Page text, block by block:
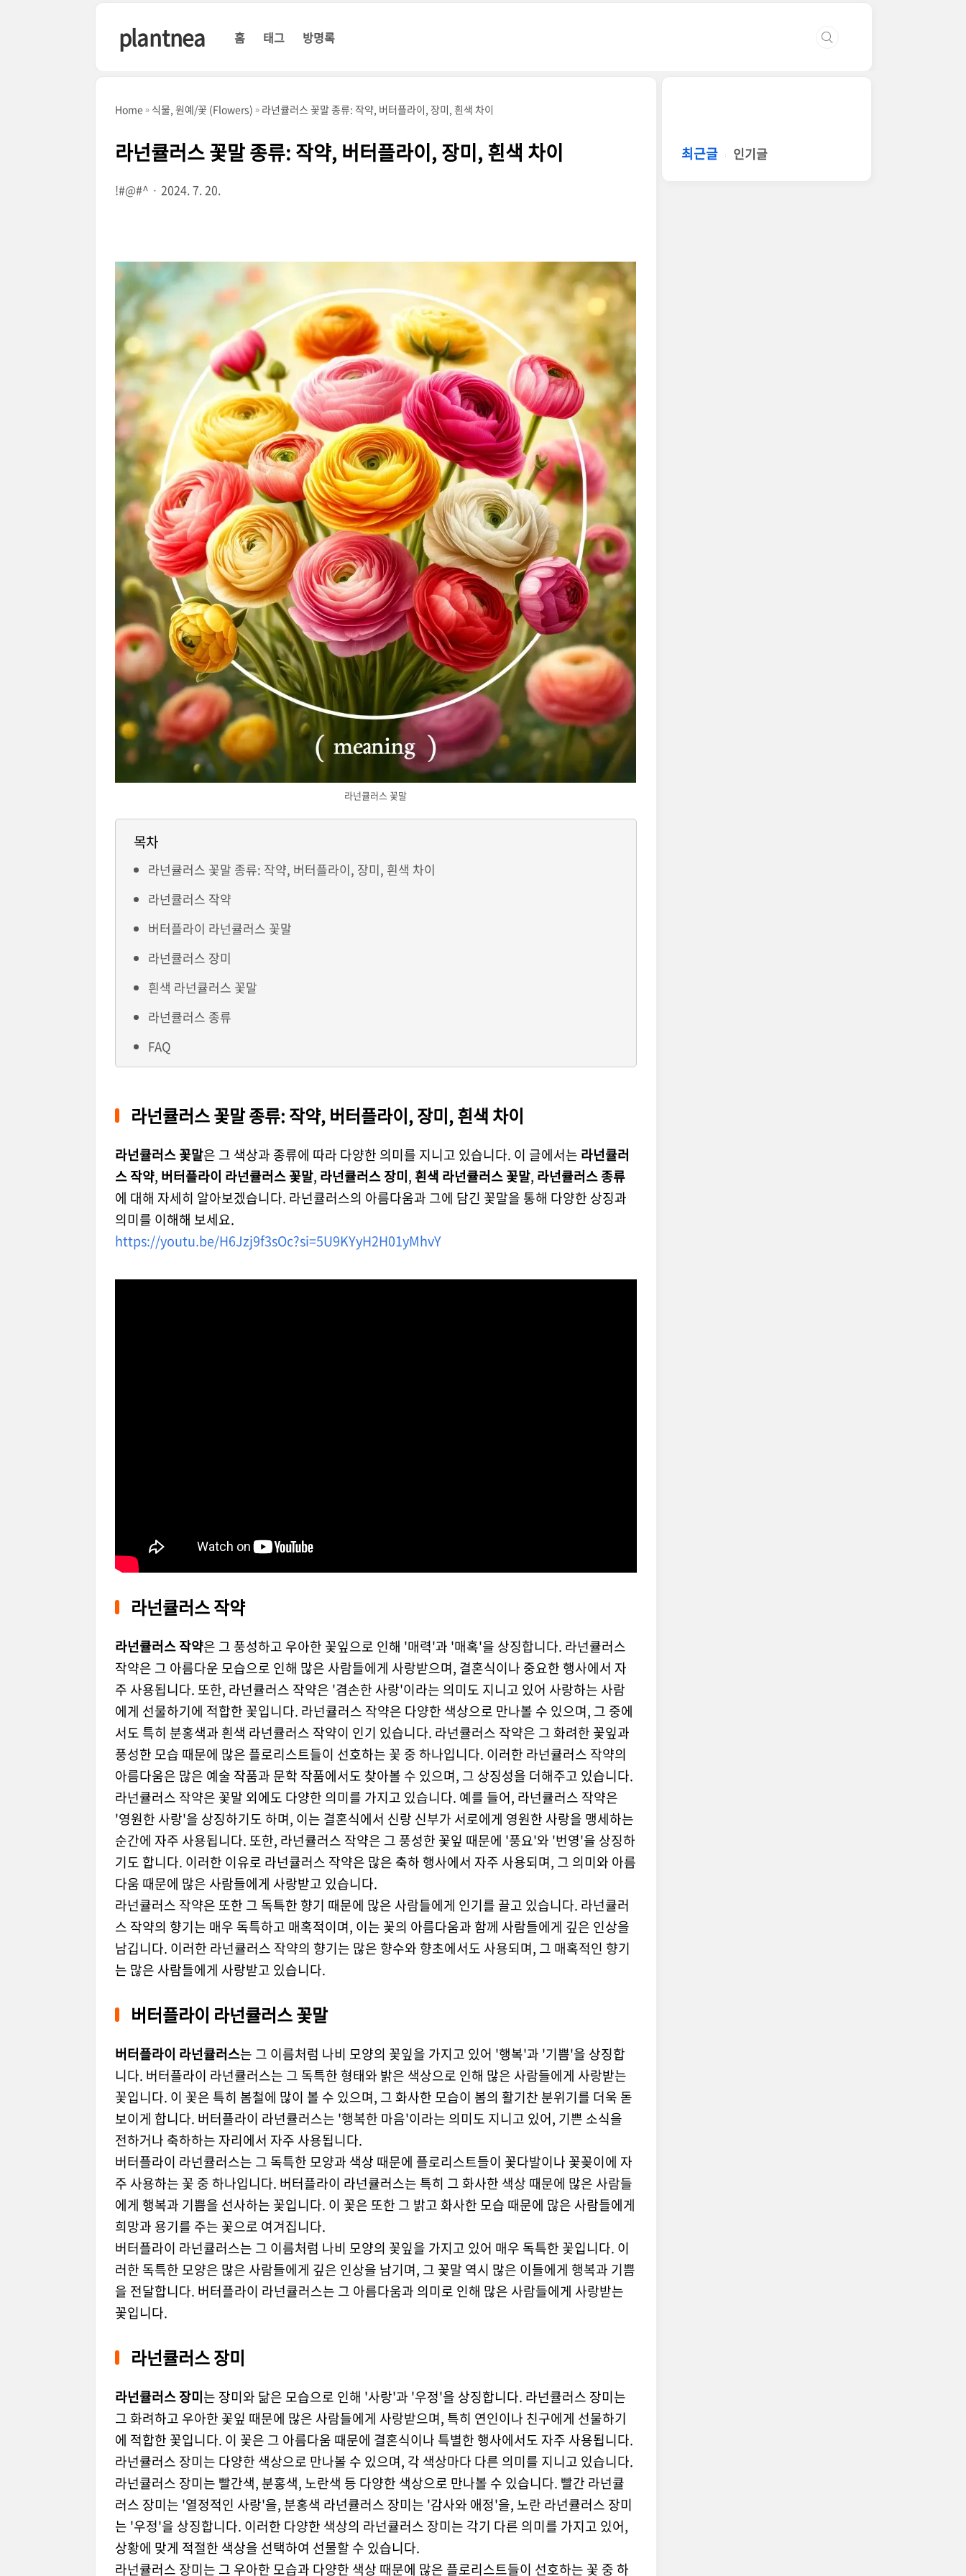
plantnea 홈 태그 방명록
Home 식물, 원예/꽃 (Flowers) 라넌큘러스 꽃말 종류: 작약, 버터플라이, 장미, 흰색 차이
라넌큘러스 꽃말 종류: 작약, 버터플라이, 장미, 흰색 차이
!#@#^ 2024. 7. 20.
라넌큘러스 꽃말
목차
라넌큘러스 꽃말 종류: 작약, 버터플라이, 장미, 흰색 차이
라넌큘러스 작약
버터플라이 라넌큘러스 꽃말
라넌큘러스 장미
흰색 라넌큘러스 꽃말
라넌큘러스 종류
FAQ
라넌큘러스 꽃말 종류: 작약, 버터플라이, 장미, 흰색 차이
라넌큘러스 꽃말은 그 색상과 종류에 따라 다양한 의미를 지니고 있습니다. 이 글에서는 라넌큘러
스 작약, 버터플라이 라넌큘러스 꽃말, 라넌큘러스 장미, 흰색 라넌큘러스 꽃말, 라넌큘러스 종류
에 대해 자세히 알아보겠습니다. 라넌큘러스의 아름다움과 그에 담긴 꽃말을 통해 다양한 상징과
의미를 이해해 보세요.
https://youtu.be/H6Jzj9f3sOc?si=5U9KYyH2H01yMhvY
라넌큘러스 작약
라넌큘러스 작약은 그 풍성하고 우아한 꽃잎으로 인해 '매력'과 '매혹'을 상징합니다. 라넌큘러스
작약은 그 아름다운 모습으로 인해 많은 사람들에게 사랑받으며, 결혼식이나 중요한 행사에서 자
주 사용됩니다. 또한, 라넌큘러스 작약은 '겸손한 사랑'이라는 의미도 지니고 있어 사랑하는 사람
에게 선물하기에 적합한 꽃입니다. 라넌큘러스 작약은 다양한 색상으로 만나볼 수 있으며, 그 중에
서도 특히 분홍색과 흰색 라넌큘러스 작약이 인기 있습니다. 라넌큘러스 작약은 그 화려한 꽃잎과
풍성한 모습 때문에 많은 플로리스트들이 선호하는 꽃 중 하나입니다. 이러한 라넌큘러스 작약의
아름다움은 많은 예술 작품과 문학 작품에서도 찾아볼 수 있으며, 그 상징성을 더해주고 있습니다.
라넌큘러스 작약은 꽃말 외에도 다양한 의미를 가지고 있습니다. 예를 들어, 라넌큘러스 작약은
'영원한 사랑'을 상징하기도 하며, 이는 결혼식에서 신랑 신부가 서로에게 영원한 사랑을 맹세하는
순간에 자주 사용됩니다. 또한, 라넌큘러스 작약은 그 풍성한 꽃잎 때문에 '풍요'와 '번영'을 상징하
기도 합니다. 이러한 이유로 라넌큘러스 작약은 많은 축하 행사에서 자주 사용되며, 그 의미와 아름
다움 때문에 많은 사람들에게 사랑받고 있습니다.
라넌큘러스 작약은 또한 그 독특한 향기 때문에 많은 사람들에게 인기를 끌고 있습니다. 라넌큘러
스 작약의 향기는 매우 독특하고 매혹적이며, 이는 꽃의 아름다움과 함께 사람들에게 깊은 인상을
남깁니다. 이러한 라넌큘러스 작약의 향기는 많은 향수와 향초에서도 사용되며, 그 매혹적인 향기
는 많은 사람들에게 사랑받고 있습니다.
버터플라이 라넌큘러스 꽃말
버터플라이 라넌큘러스는 그 이름처럼 나비 모양의 꽃잎을 가지고 있어 '행복'과 '기쁨'을 상징합
니다. 버터플라이 라넌큘러스는 그 독특한 형태와 밝은 색상으로 인해 많은 사람들에게 사랑받는
꽃입니다. 이 꽃은 특히 봄철에 많이 볼 수 있으며, 그 화사한 모습이 봄의 활기찬 분위기를 더욱 돋
보이게 합니다. 버터플라이 라넌큘러스는 '행복한 마음'이라는 의미도 지니고 있어, 기쁜 소식을
전하거나 축하하는 자리에서 자주 사용됩니다.
버터플라이 라넌큘러스는 그 독특한 모양과 색상 때문에 플로리스트들이 꽃다발이나 꽃꽂이에 자
주 사용하는 꽃 중 하나입니다. 버터플라이 라넌큘러스는 특히 그 화사한 색상 때문에 많은 사람들
에게 행복과 기쁨을 선사하는 꽃입니다. 이 꽃은 또한 그 밝고 화사한 모습 때문에 많은 사람들에게
희망과 용기를 주는 꽃으로 여겨집니다.
버터플라이 라넌큘러스는 그 이름처럼 나비 모양의 꽃잎을 가지고 있어 매우 독특한 꽃입니다. 이
러한 독특한 모양은 많은 사람들에게 깊은 인상을 남기며, 그 꽃말 역시 많은 이들에게 행복과 기쁨
을 전달합니다. 버터플라이 라넌큘러스는 그 아름다움과 의미로 인해 많은 사람들에게 사랑받는
꽃입니다.
라넌큘러스 장미
라넌큘러스 장미는 장미와 닮은 모습으로 인해 '사랑'과 '우정'을 상징합니다. 라넌큘러스 장미는
그 화려하고 우아한 꽃잎 때문에 많은 사람들에게 사랑받으며, 특히 연인이나 친구에게 선물하기
에 적합한 꽃입니다. 이 꽃은 그 아름다움 때문에 결혼식이나 특별한 행사에서도 자주 사용됩니다.
라넌큘러스 장미는 다양한 색상으로 만나볼 수 있으며, 각 색상마다 다른 의미를 지니고 있습니다.
라넌큘러스 장미는 빨간색, 분홍색, 노란색 등 다양한 색상으로 만나볼 수 있습니다. 빨간 라넌큘
러스 장미는 '열정적인 사랑'을, 분홍색 라넌큘러스 장미는 '감사와 애정'을, 노란 라넌큘러스 장미
는 '우정'을 상징합니다. 이러한 다양한 색상의 라넌큘러스 장미는 각기 다른 의미를 가지고 있어,
상황에 맞게 적절한 색상을 선택하여 선물할 수 있습니다.
라넌큘러스 장미는 그 우아한 모습과 다양한 색상 때문에 많은 플로리스트들이 선호하는 꽃 중 하
최근글 인기글